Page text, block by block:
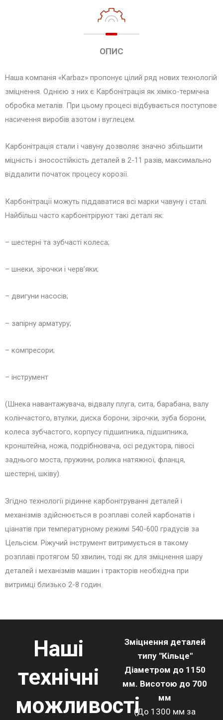
ОПИС
Наша компанія «Karbaz» пропонує цілий ряд нових технологій
зміцнення. Однією з них є Карбонітрація як хіміко-термічна
обробка металів. При цьому процесі відбувається поступове
насичення виробів азотом і вуглецем.
Карбонітрація стали і чавуну дозволяє значно збільшити
міцність і зносостійкість деталей в 2-11 разів, максимально
віддалити початок процесу корозії.
Карбонітрації можуть піддаватися всі марки чавуну і сталі.
Найбільш часто карбонітріруют такі деталі як:
– шестерні та зубчасті колеса;
– шнеки, зірочки і черв’яки;
– двигуни насосів;
– запірну арматуру;
– компресори;
– інструмент
(Шнека навантажувача, відвалу плуга, сита, барабана, валу
колінчастого, втулки, диска борони, зірочки, зуба борони,
колеса зубчастого, корпусу підшипника, підшипника,
кронштейна, ножа, подрібнювача, осі редуктора, півосі
заднього моста, пружини, ролика натяжної, фланця,
шестерні, шківу).
Згідно технології рідинне карбонітруванні деталей і
механізмів здійснюється в розплаві солей карбонатів і
ціанатів при температурному режимі 540-600 градусів за
Цельсієм. Ріжучий інструмент витримується в такому
розплаві протягом 50 хвилин, тоді як для зміцнення шару
деталей і механізмів машин і тракторів необхідна при
витримці близько 2-8 годин.
Наші
технічні
можливості
Зміцнення деталей
типу "Кільце"
Діаметром до 1150
мм. Висотою до 700
мм
(До 1300 мм за